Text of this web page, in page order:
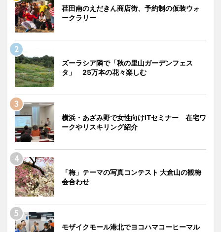
荏田南のえだきん商店街、予約制の仮装ウォ
ークラリー
ズーラシア隣で「秋の里山ガーデンフェス
タ」 25万本の花々楽しむ
横浜・あざみ野で女性向けITセミナー 在宅ワ
ークやリスキリング紹介
「梅」テーマの写真コンテスト 大倉山の観梅
会合わせ
モザイクモール港北でヨコハマコーヒーマル